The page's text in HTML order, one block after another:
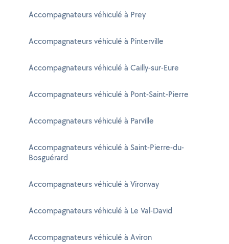
Accompagnateurs véhiculé à Prey
Accompagnateurs véhiculé à Pinterville
Accompagnateurs véhiculé à Cailly-sur-Eure
Accompagnateurs véhiculé à Pont-Saint-Pierre
Accompagnateurs véhiculé à Parville
Accompagnateurs véhiculé à Saint-Pierre-du-
Bosguérard
Accompagnateurs véhiculé à Vironvay
Accompagnateurs véhiculé à Le Val-David
Accompagnateurs véhiculé à Aviron